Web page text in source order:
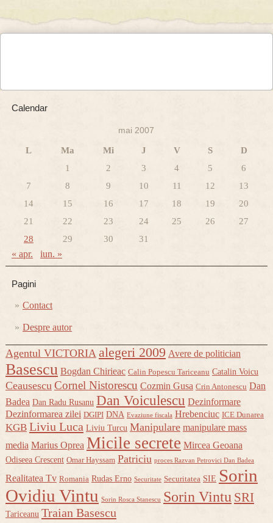
Calendar
mai 2007
L Ma Mi J V S
D
1
2 3 4 5
6
7
8 9 10 11 12
13
14
15 16 17 18 19
20
21
22 23 24 25 26
27
28
29 30 31
« apr. iun. »
Pagini
Contact
Despre autor
Agentul VICTORIA alegeri 2009 Avere de politician
Basescu Bogdan Chirieac Calin Popescu Tariceanu Catalin Voicu
Ceausescu Cornel Nistorescu Cozmin Gusa Crin Antonescu Dan
Badea Dan Radu Rusanu Dan Voiculescu Dezinformare
Dezinformarea zilei DGIPI DNA Evaziune fiscala Hrebenciuc ICE Dunarea
KGB Liviu Luca Liviu Turcu Manipulare manipulare mass
media Marius Oprea Micile secrete Mircea Geoana
Odiseea Crescent Omar Hayssam Patriciu proces Razvan Petrovici Dan Badea
Realitatea Tv Romania Rudas Erno Securitate Securitatea SIE Sorin
Ovidiu Vintu Sorin Rosca Stanescu Sorin Vintu SRI
Tariceanu Traian Basescu